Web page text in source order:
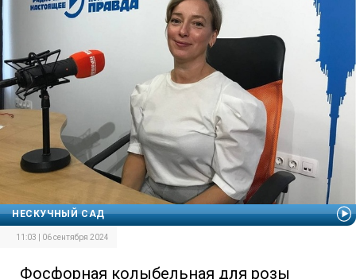
НЕСКУЧНЫЙ САД
11:03 | 06 сентября 2024
Фосфорная колыбельная для розы